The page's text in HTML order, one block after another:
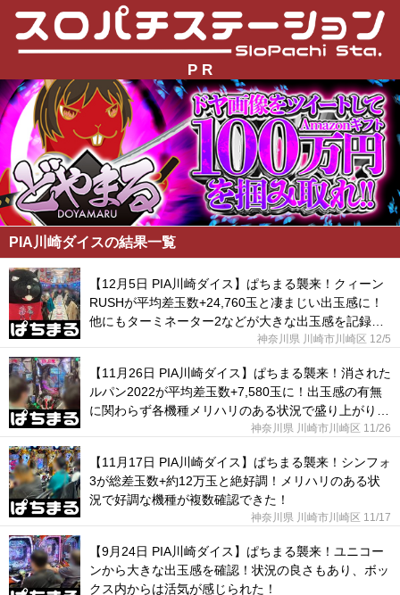
P R
PIA川崎ダイスの結果一覧
【12月5日 PIA川崎ダイス】ぱちまる襲来！クィーン
RUSHが平均差玉数+24,760玉と凄まじい出玉感に！
他にもターミネーター2などが大きな出玉感を記録し
神奈川県 川崎市川崎区 12/5
【11月26日 PIA川崎ダイス】ぱちまる襲来！消された
ルパン2022が平均差玉数+7,580玉に！出玉感の有無
に関わらず各機種メリハリのある状況で盛り上がりを
神奈川県 川崎市川崎区 11/26
【11月17日 PIA川崎ダイス】ぱちまる襲来！シンフォ
3が総差玉数+約12万玉と絶好調！メリハリのある状
況で好調な機種が複数確認できた！
神奈川県 川崎市川崎区 11/17
【9月24日 PIA川崎ダイス】ぱちまる襲来！ユニコー
ンから大きな出玉感を確認！状況の良さもあり、ボッ
クス内からは活気が感じられた！